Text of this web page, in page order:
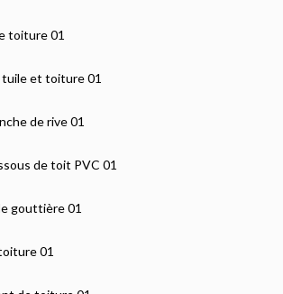
toiture 01
et toiture 01
de rive 01
de toit PVC 01
gouttière 01
01